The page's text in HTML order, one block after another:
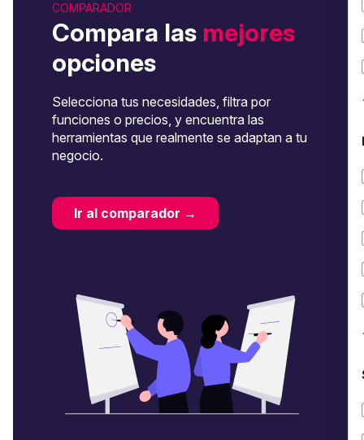
COMPARADOR
Compara las mejores
opciones
Selecciona tus necesidades, filtra por
funciones o precios, y encuentra las
herramientas que realmente se adaptan a tu
negocio.
Ir al comparador →